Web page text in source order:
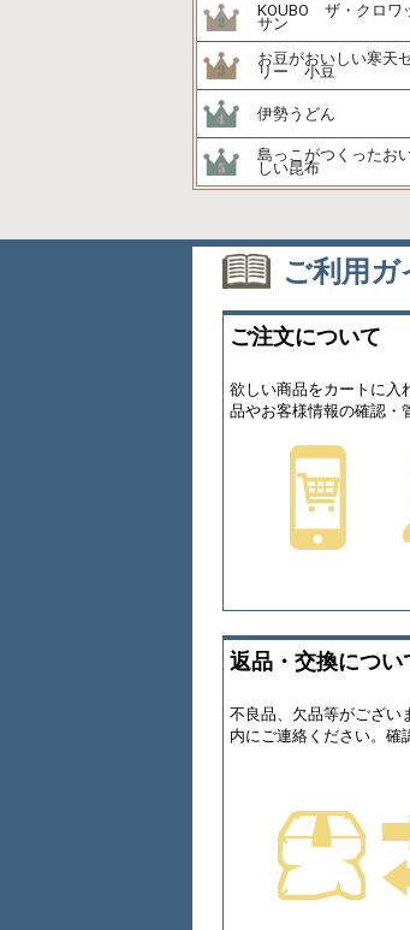
KOUBO ザ・クロワ
サン
お豆がおいしい寒天
リー 小豆
伊勢うどん
島っこがつくったお
しい昆布
ご利用ガ
ご注文について
欲しい商品をカートに入
品やお客様情報の確認・
返品・交換につい
不良品、欠品等がござい
内にご連絡ください。確